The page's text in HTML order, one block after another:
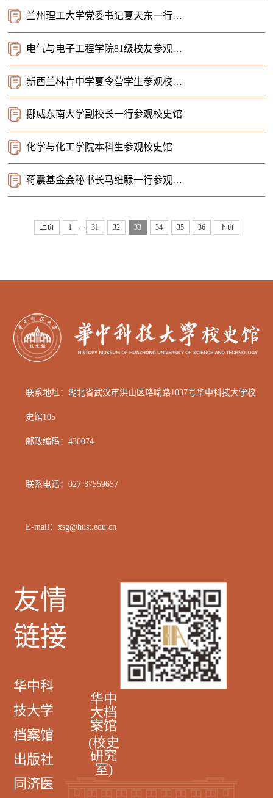
兰州理工大学党委书记夏天东一行参观校史馆
电气与电子工程学院81级校友参观校史馆
新西兰林肯中学夏令营学生参观校史馆
挪威东南大学副校长一行参观校史馆
化学与化工学院本科生参观校史馆
蒋震基金会秘书长马维騄一行参观校史馆
上页 1 31 32 33 34 35 36 下页
联系地址：湖北省武汉市洪山区珞喻路1037号华中科技大学校
史馆105
邮政编码：430074
联系电话：027-87559657
E-mail：xsg@hust.edu.cn
友情
链接
华中科
技大学
档案馆
出版社
同济医
华中
大档
案馆
(校史
研究
室)